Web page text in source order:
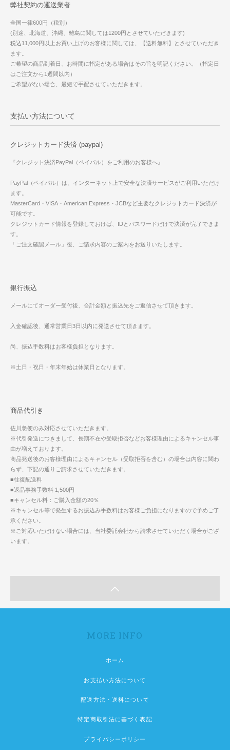
弊社契約の運送業者
全国一律600円（税別）
(別途、北海道、沖縄、離島に関しては1200円とさせていただきます)
税込11,000円以上お買い上げのお客様に関しては、【送料無料】とさせていただき
ます。
ご希望の商品到着日、お時間に指定がある場合はその旨を明記ください。（指定日
はご注文から1週間以内）
ご希望がない場合、最短で手配させていただきます。
支払い方法について
クレジットカード決済 (paypal)
『クレジット決済PayPal（ペイパル）をご利用のお客様へ』
PayPal（ペイパル）は、インターネット上で安全な決済サービスがご利用いただけ
ます。
MasterCard・VISA・American Express・JCBなど主要なクレジットカード決済が
可能です。
クレジットカード情報を登録しておけば、IDとパスワードだけで決済が完了できま
す。
「ご注文確認メール」後、ご請求内容のご案内をお送りいたします。
銀行振込
メールにてオーダー受付後、合計金額と振込先をご返信させて頂きます。
入金確認後、通常営業日3日以内に発送させて頂きます。
尚、振込手数料はお客様負担となります。
※土日・祝日・年末年始は休業日となります。
商品代引き
佐川急便のみ対応させていただきます。
※代引発送につきまして、長期不在や受取拒否などお客様理由によるキャンセル事
由が増えております。
商品発送後のお客様理由によるキャンセル（受取拒否を含む）の場合は内容に関わ
らず、下記の通りご請求させていただきます。
■往復配送料
■返品事務手数料 1,500円
■キャンセル料：ご購入金額の20％
※キャンセル等で発生するお振込み手数料はお客様ご負担になりますので予めご了
承ください。
※ご対応いただけない場合には、当社委託会社から請求させていただく場合がござ
います。
MORE INFO
ホーム
お支払い方法について
配送方法・送料について
特定商取引法に基づく表記
プライバシーポリシー